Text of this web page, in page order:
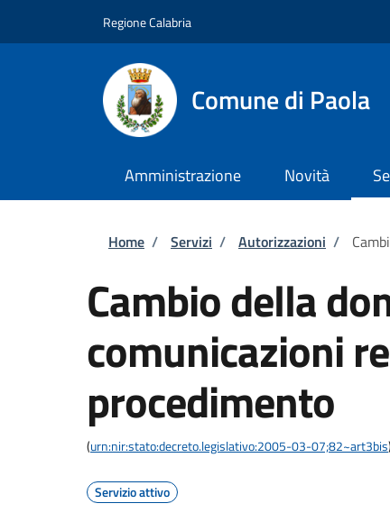
Regione Calabria
Comune di Paola
Amministrazione Novità
Briciole di pane
Home / Servizi / Autorizzazioni /
Cambio della
comunicazioni
procedimento
(urn:nir:stato:decreto.legislativo:2005-03-07;82~art3bis)
Servizio attivo